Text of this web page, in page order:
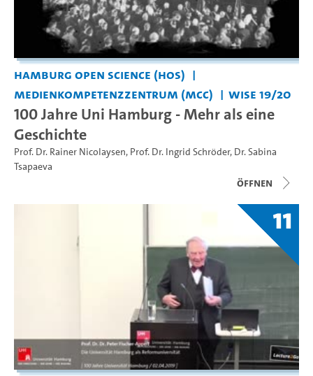
Hamburg Open Science (HOS)
Medienkompetenzzentrum (MCC)
WiSe 19/20
100 Jahre Uni Hamburg - Mehr als eine
Geschichte
Prof. Dr. Rainer Nicolaysen, Prof. Dr. Ingrid Schröder, Dr. Sabina
Tsapaeva
Öffnen
11